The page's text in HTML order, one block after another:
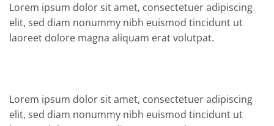
Lorem ipsum dolor sit amet, consectetuer adipiscing
elit, sed diam nonummy nibh euismod tincidunt ut
laoreet dolore magna aliquam erat volutpat.
Lorem ipsum dolor sit amet, consectetuer adipiscing
elit, sed diam nonummy nibh euismod tincidunt ut